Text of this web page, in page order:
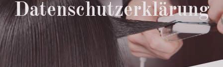
Datenschutzerklärung